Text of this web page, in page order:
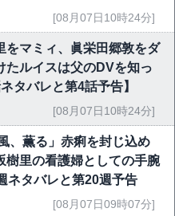
[08月07日10時24分]
をマミィ、眞栄田郷敦をダ
たルイスは父のDVを知っ
タバレと第4話予告】
[08月07日10時24分]
、薫る」赤痢を封じ込め
樹里の看護婦としての手腕
ネタバレと第20週予告
[08月07日09時07分]